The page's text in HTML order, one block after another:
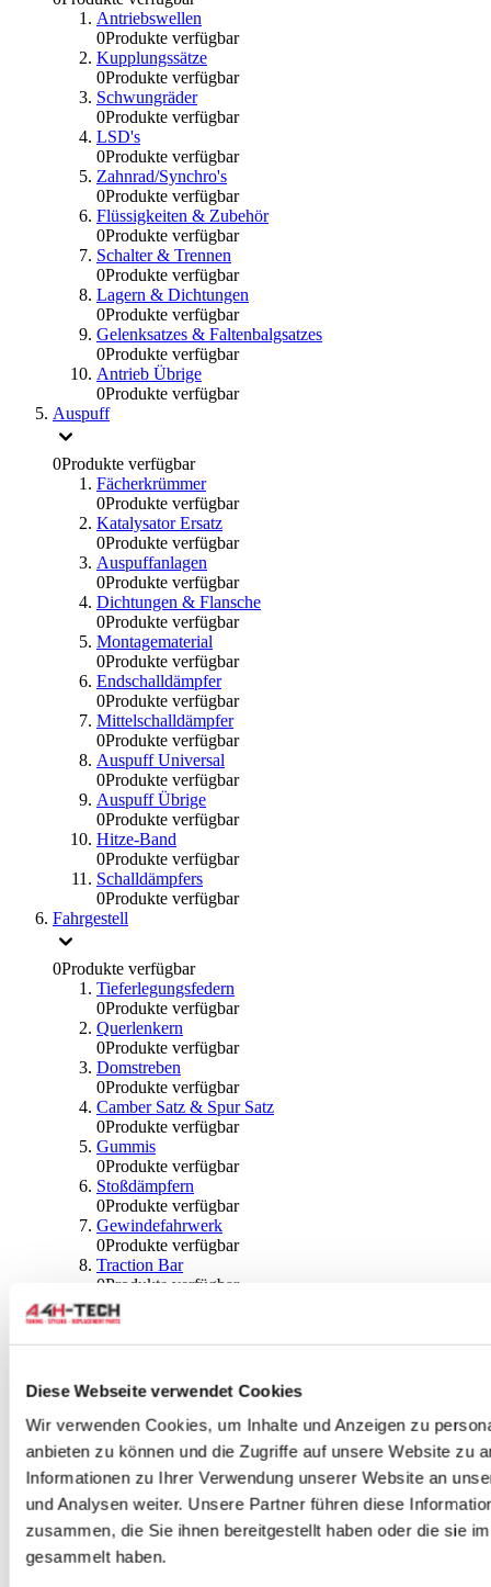
Diese Webseite verwendet Cookies
Wir verwenden Cookies, um Inhalte und Anzeigen zu
anbieten zu können und die Zugriffe auf unsere Website zu
Informationen zu Ihrer Verwendung unserer Website an
und Analysen weiter. Unsere Partner führen diese
zusammen, die Sie ihnen bereitgestellt haben oder die sie
gesammelt haben.
Antriebswellen
0Produkte verfügbar
Kupplungssätze
0Produkte verfügbar
Schwungräder
0Produkte verfügbar
LSD's
0Produkte verfügbar
Zahnrad/Synchro's
0Produkte verfügbar
Flüssigkeiten & Zubehör
0Produkte verfügbar
Schalter & Trennen
0Produkte verfügbar
Lagern & Dichtungen
0Produkte verfügbar
Gelenksatzes & Faltenbalgsatzes
0Produkte verfügbar
Antrieb Übrige
0Produkte verfügbar
Auspuff
0Produkte verfügbar
Fächerkrümmer
0Produkte verfügbar
Katalysator Ersatz
0Produkte verfügbar
Auspuffanlagen
0Produkte verfügbar
Dichtungen & Flansche
0Produkte verfügbar
Montagematerial
0Produkte verfügbar
Endschalldämpfer
0Produkte verfügbar
Mittelschalldämpfer
0Produkte verfügbar
Auspuff Universal
0Produkte verfügbar
Auspuff Übrige
0Produkte verfügbar
Hitze-Band
0Produkte verfügbar
Schalldämpfers
0Produkte verfügbar
Fahrgestell
0Produkte verfügbar
Tieferlegungsfedern
0Produkte verfügbar
Querlenkern
0Produkte verfügbar
Domstreben
0Produkte verfügbar
Camber Satz & Spur Satz
0Produkte verfügbar
Gummis
0Produkte verfügbar
Stoßdämpfern
0Produkte verfügbar
Gewindefahrwerk
0Produkte verfügbar
Traction Bar
0Produkte verfügbar
Stabilisator & Zubehör
0Produkte verfügbar
Kugeln & Abdeckungen
Radlagern & Naben
0Produkte verfügbar
Räder und Zubehör
0Produkte verfügbar
Spurverbreiterungen
0Produkte verfügbar
Radmuttern
0Produkte verfügbar